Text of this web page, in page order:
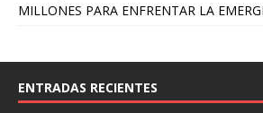
MILLONES PARA ENFRENTAR LA
ENTRADAS RECIENTES